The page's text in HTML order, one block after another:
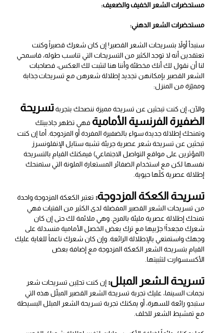
مستحضرات الشعر الخفيف والضعيف:
مستحضرات الشعر الدهني:
سنبدأ أولاً بتسريحات الشعر القصير! إن كان شعرك قصيراً وكنت
تعتقدين أنه لا توجد الكثير من التسريحات التي تناسب طوله، فاسمحي
لنا أن نقول لك أنك مخطئة وأننا هنا لنثبت لك العكس، فصاحبات
الشعر القصير بإمكانهن تجديد إطلالة شعرهن مع تسريحات جذابة
ومميّزة من المنزل:
والآن، إن كنت تبحثين عن تسريحة مميزة ننصحك بتجربةتسريحة
الضفيرة الفرنسية الأمامية فهي تظهر جاذبيتك
وتمنحك إطلالة جديدة سواء بالضفيرة المفردة أو المزدوجة. أما إن كنت
تبحثين عن تسريحة شعر عصرية جريئة تشبه ستايل الإنفلونسرز
(المؤثرين على مواقع التواصل الاجتماعي) فيمكنك القيام بالتسريحة
نفسها لكن مع استخدام الضفائر المستعارة الملونة التي ستمنحك
إطلالة عصرية كلّها حيوية.
تسريحة الكعكة المزدوجة: تعتبر الكعكة المزدوجة واحدة
من تسريحات الشعر القصير المفضلة لدى الكثير من الفتيات فهي
تمنحك إطلالة عصرية مليئة بالمرح. وهي ملائمة لك حتى إن كان
شعرك مجعداً! جرّبيها مع ترك بعض الخصل الأمامية منسدلة على
وجهك واستمتعي بالإطلالة الرائعة. وإن كان شعرك ناعماً للغاية عليك
القيام بتسريحة الشعر الكعكة المزدوجة مع إضافة بعض
الأكسسوارت لتثبيتها.
تسريحة الـشعر المبلل: إن كنت تحبّين تسريحات شعر
نجمات السينما، عليك تجربة تسريحة الشعر القصير المبلّل هذه التي
ستبدو رائعة للسهرة، أو يمكنك تجربة تسريحة الشعر المبلل البسيطة
مع تمشيط الشعر للخلف.